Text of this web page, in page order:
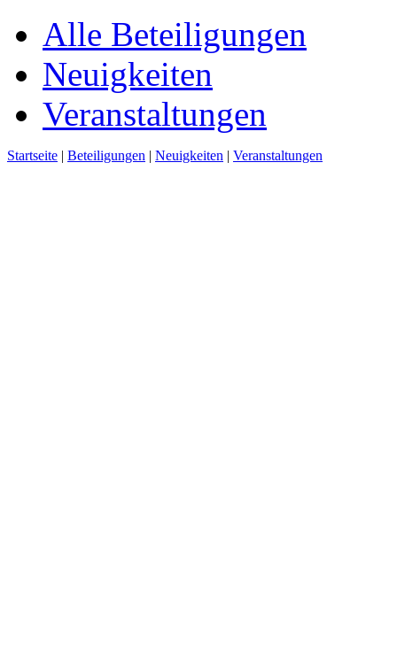
Alle Beteiligungen
Neuigkeiten
Veranstaltungen
Startseite | Beteiligungen | Neuigkeiten | Veranstaltungen